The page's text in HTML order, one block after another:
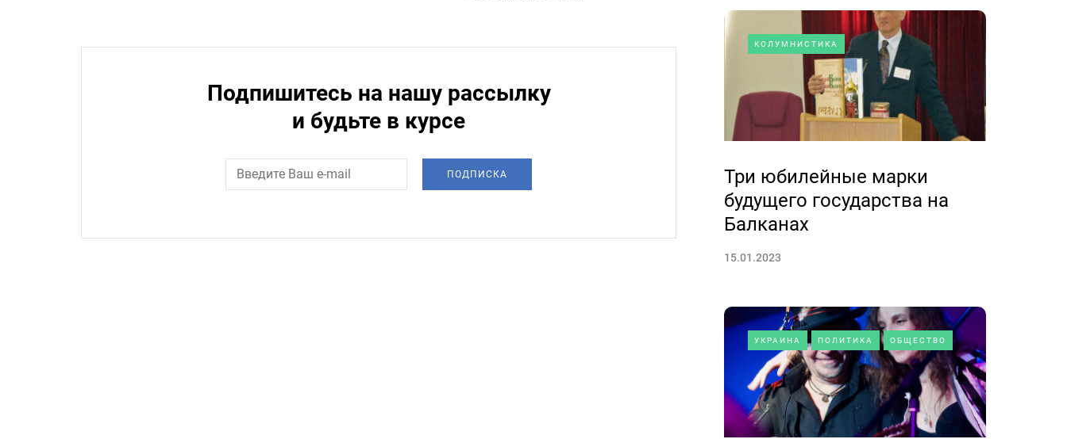
Подпишитесь на нашу рассылку
и будьте в курсе
ПОДПИСКА
КОЛУМНИСТИКА
Три юбилейные марки
будущего государства на
Балканах
15.01.2023
УКРАИНА ПОЛИТИКА ОБЩЕСТВО